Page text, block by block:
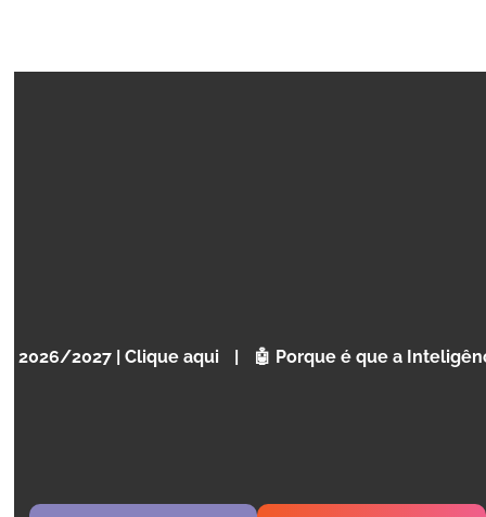
| Clique aqui | 🤖 Porque é que a Inteligência Artificial